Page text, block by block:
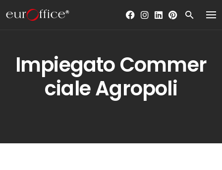
to
Impiegato Commer
ciale Agropoli